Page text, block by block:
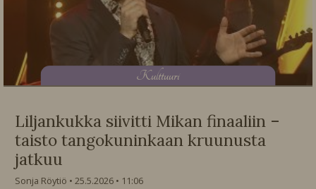
Kulttuuri
Liljankukka siivitti Mikan finaaliin –
taisto tangokuninkaan kruunusta
jatkuu
Sonja Röytiö 25.5.2026
11:06